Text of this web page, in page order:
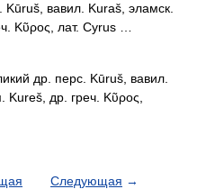
вавил. Kuraš, эламск.
Κῦρος, лат. Cyrus …
др. перс. Kūruš, вавил.
др. греч. Κῦρος,
Следующая →